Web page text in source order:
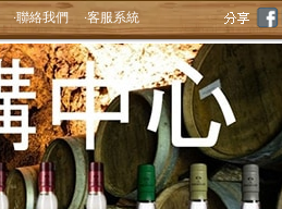
‧聯絡我們 ‧客服系統